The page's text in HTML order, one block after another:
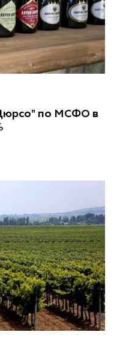
по МСФО в